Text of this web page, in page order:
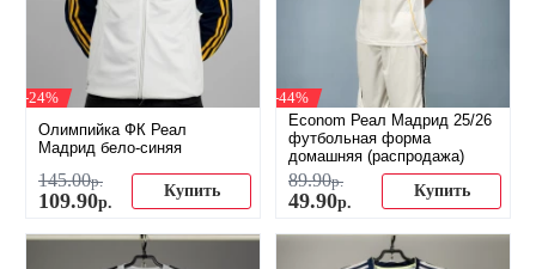
-24%
Олимпийка ФК Реал
Мадрид бело-синяя
145.00р.
109.90р.
Купить
-44%
Econom Реал Мадрид 25/26
футбольная форма
домашняя (распродажа)
89.90р.
49.90р.
Купить